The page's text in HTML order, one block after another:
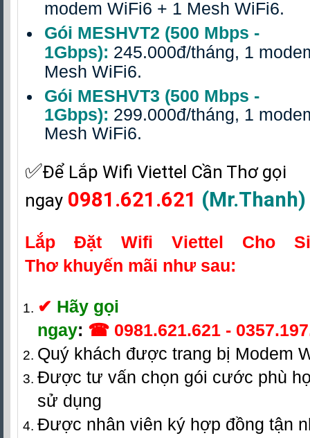
modem WiFi6 + 1 Mesh WiFi6.
Gói MESHVT2 (500 Mbps -
1Gbps): 245.000đ/tháng, 1
Mesh WiFi6.
Gói MESHVT3 (500 Mbps -
1Gbps): 299.000đ/tháng, 1
Mesh WiFi6.
✅‎Để Lắp Wifi Viettel Cần Thơ gọi
ngay 0981.621.621 (Mr.Thanh)
Lắp Đặt Wifi Viettel Cho
Thơ khuyến mãi như sau:
✔ Hãy gọi
ngay: ☎ 0981.621.621 -
Quý khách được trang bị Modem
Được tư vấn chọn gói cước phù
sử dụng
Được nhân viên ký hợp đồng tận